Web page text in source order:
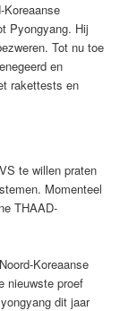
Koreaanse
Pyongyang. Hij
Tot nu toe
en
rakettests en
te willen praten
Momenteel
THAAD-
Koreaanse
nieuwste proef
dit jaar